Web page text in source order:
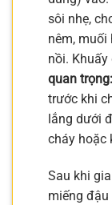
sôi nhẹ,
nêm, muối
nồi.
quan trọng:
trước khi
lắng dưới
cháy hoặc
Sau khi
miếng